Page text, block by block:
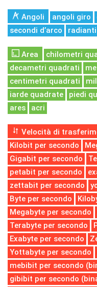
Angoli angoli giro
secondi d’arco
radianti
Area chilometri
decametri quadrati
centimetri quadrati
iarde quadrate
piedi
ares
acri
Velocità di
Kilobit per secondo
Gigabit per secondo
petabit per secondo
zettabit per secondo
Byte per secondo
Megabyte per secondo
Terabyte per secondo
Exabyte per secondo
Yottabyte per secondo
mebibit per secondo
gibibit per secondo